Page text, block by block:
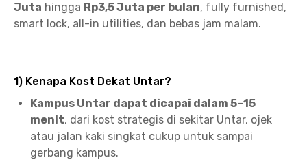
Juta hingga Rp3,5 Juta per bulan, fully furnished,
smart lock, all-in utilities, dan bebas jam malam.
1) Kenapa Kost Dekat Untar?
Kampus Untar dapat dicapai dalam 5–15
menit, dari kost strategis di sekitar Untar, ojek
atau jalan kaki singkat cukup untuk sampai
gerbang kampus.